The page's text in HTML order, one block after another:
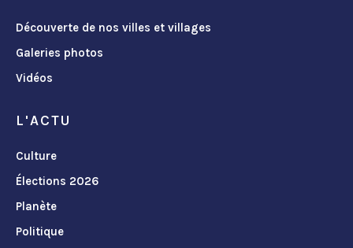
Découverte de nos villes et villages
Galeries photos
Vidéos
L'ACTU
Culture
Élections 2026
Planète
Politique